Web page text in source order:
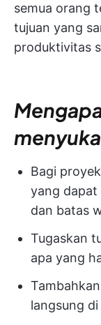
semua orang
tujuan yang
produktivitas
Bagi
yang dapat
dan batas
Tugaskan
apa yang
langsung